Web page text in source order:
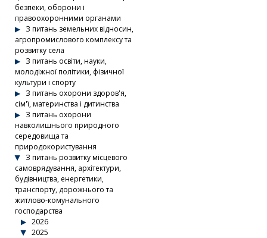
безпеки, оборони і
правоохоронними органами
З питань земельних відносин,
агропромислового комплексу та
розвитку села
З питань освіти, науки,
молодіжної політики, фізичної
культури і спорту
З питань охорони здоров'я,
сім'ї, материнства і дитинства
З питань охорони
навколишнього природного
середовища та
природокористування
З питань розвитку місцевого
самоврядування, архітектури,
будівництва, енергетики,
транспорту, дорожнього та
житлово-комунального
господарства
2026
2025